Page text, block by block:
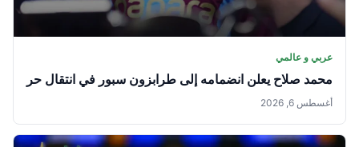
عربي و عالمي
محمد صلاح يعلن انضمامه إلى طرابزون سبور في انتقال حر
أغسطس 6, 2026